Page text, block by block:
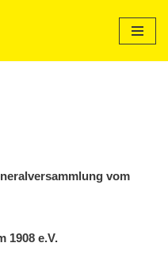
vom
1908 e.V.